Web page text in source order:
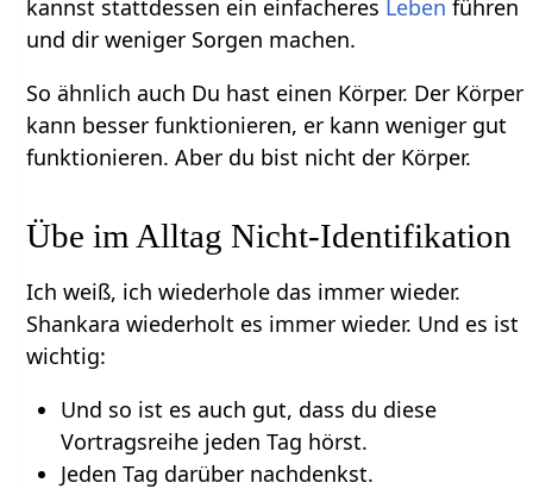
kannst stattdessen ein einfacheres Leben führen
und dir weniger Sorgen machen.
So ähnlich auch Du hast einen Körper. Der Körper
kann besser funktionieren, er kann weniger gut
funktionieren. Aber du bist nicht der Körper.
Übe im Alltag Nicht-Identifikation
Ich weiß, ich wiederhole das immer wieder.
Shankara wiederholt es immer wieder. Und es ist
wichtig:
Und so ist es auch gut, dass du diese
Vortragsreihe jeden Tag hörst.
Jeden Tag darüber nachdenkst.